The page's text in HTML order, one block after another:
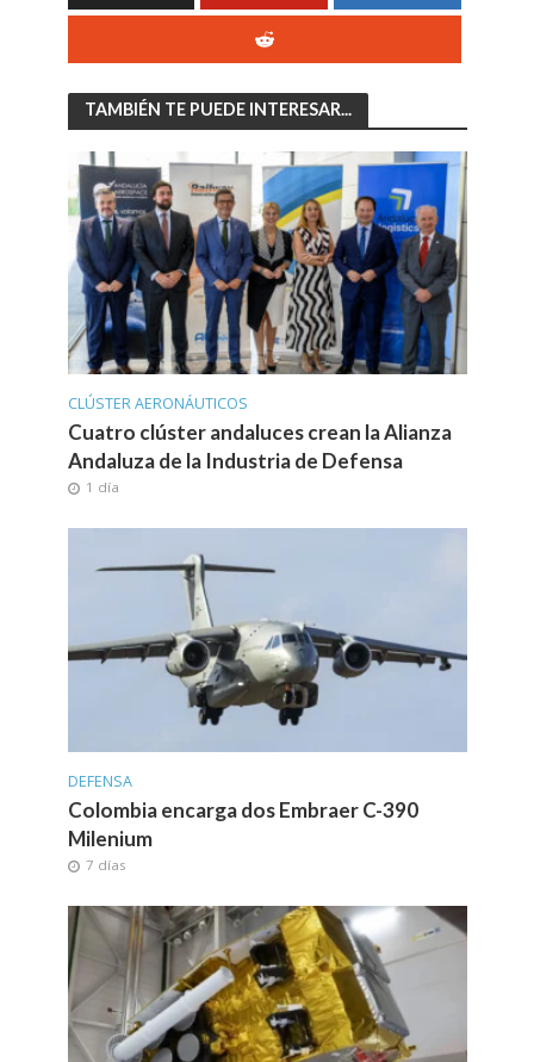
TAMBIÉN TE PUEDE INTERESAR...
CLÚSTER AERONÁUTICOS
Cuatro clúster andaluces crean la Alianza
Andaluza de la Industria de Defensa
1 día
DEFENSA
Colombia encarga dos Embraer C-390
Milenium
7 días